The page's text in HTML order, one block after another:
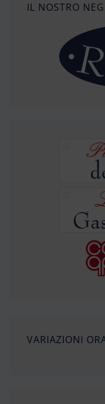
IL NOSTRO
VARIAZIONI